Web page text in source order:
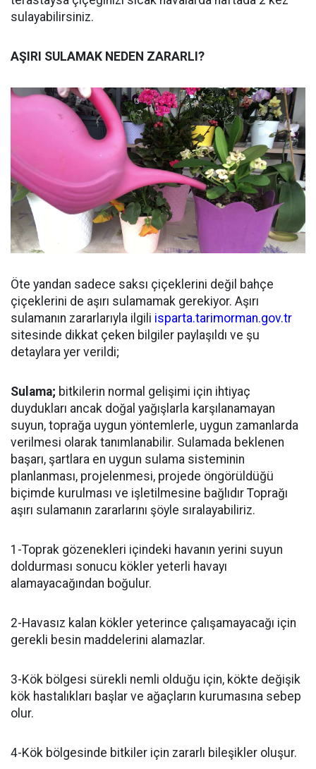
sulayabilirsiniz.
AŞIRI SULAMAK NEDEN ZARARLI?
Öte yandan sadece saksı çiçeklerini değil bahçe
çiçeklerini de aşırı sulamamak gerekiyor. Aşırı
sulamanın zararlarıyla ilgili isparta.tarimorman.gov.tr
sitesinde dikkat çeken bilgiler paylaşıldı ve şu
detaylara yer verildi;
Sulama; bitkilerin normal gelişimi için ihtiyaç
duydukları ancak doğal yağışlarla karşılanamayan
suyun, toprağa uygun yöntemlerle, uygun zamanlarda
verilmesi olarak tanımlanabilir. Sulamada beklenen
başarı, şartlara en uygun sulama sisteminin
planlanması, projelenmesi, projede öngörüldüğü
biçimde kurulması ve işletilmesine bağlıdır Toprağı
aşırı sulamanın zararlarını şöyle sıralayabiliriz.
1-Toprak gözenekleri içindeki havanın yerini suyun
doldurması sonucu kökler yeterli havayı
alamayacağından boğulur.
2-Havasız kalan kökler yeterince çalışamayacağı için
gerekli besin maddelerini alamazlar.
3-Kök bölgesi sürekli nemli olduğu için, kökte değişik
kök hastalıkları başlar ve ağaçların kurumasına sebep
olur.
4-Kök bölgesinde bitkiler için zararlı bileşikler oluşur.